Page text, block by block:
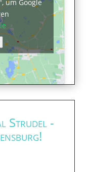
um Google
Strudel -